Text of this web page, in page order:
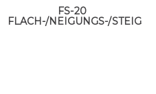
FS-20
FLACH-/NEIGUNGS-/